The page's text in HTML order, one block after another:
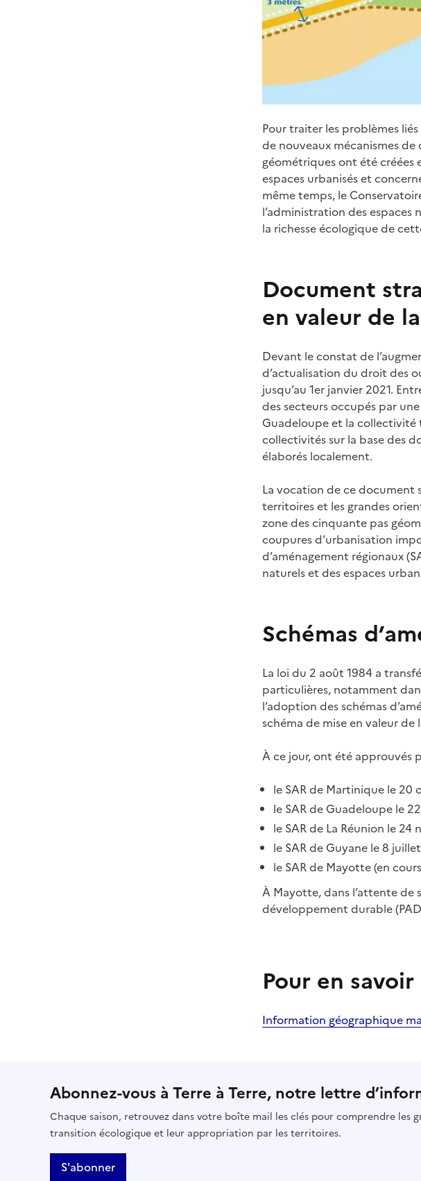
Pour traiter les problèmes
de nouveaux mécanismes
géométriques ont été créées
espaces urbanisés et
même temps, le
l’administration des
la richesse écologique de
Document
en valeur de
Devant le constat de
d’actualisation du droit des
jusqu’au 1er janvier 2021.
des secteurs occupés par
Guadeloupe et la collectivité
collectivités sur la base des
élaborés localement.
La vocation de ce document
territoires et les grandes
zone des cinquante pas
coupures d’urbanisation
d’aménagement régionaux
naturels et des espaces
Schémas
La loi du 2 août 1984 a
particulières, notamment
l’adoption des schémas
schéma de mise en valeur
À ce jour, ont été approuvés
le SAR de Martinique le 20
le SAR de Guadeloupe le
le SAR de La Réunion le 24
le SAR de Guyane le 8
le SAR de Mayotte (en
À Mayotte, dans l’attente de
développement durable
Pour en
Information géographique
Abonnez-vous à Terre à Terre, notre lettre
Chaque saison, retrouvez dans votre boîte mail les clés pour comprendre les
transition écologique et leur appropriation par les territoires.
S'abonner